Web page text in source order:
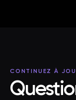
CONTINUEZ À